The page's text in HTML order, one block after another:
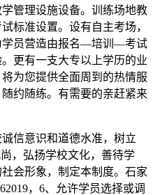
管理设施设备。训练场地教
标准设置。设有自主考场，
学员营造由报名—培训—考试
更有一支大专以上学历的业
为您提供全面周到的热情服
约随练。有需要的亲赶紧来
信意识和道德水准，树立
，弘扬学校文化，善待学
会形象，制定本制度。石家
，6、允许学员选择或调